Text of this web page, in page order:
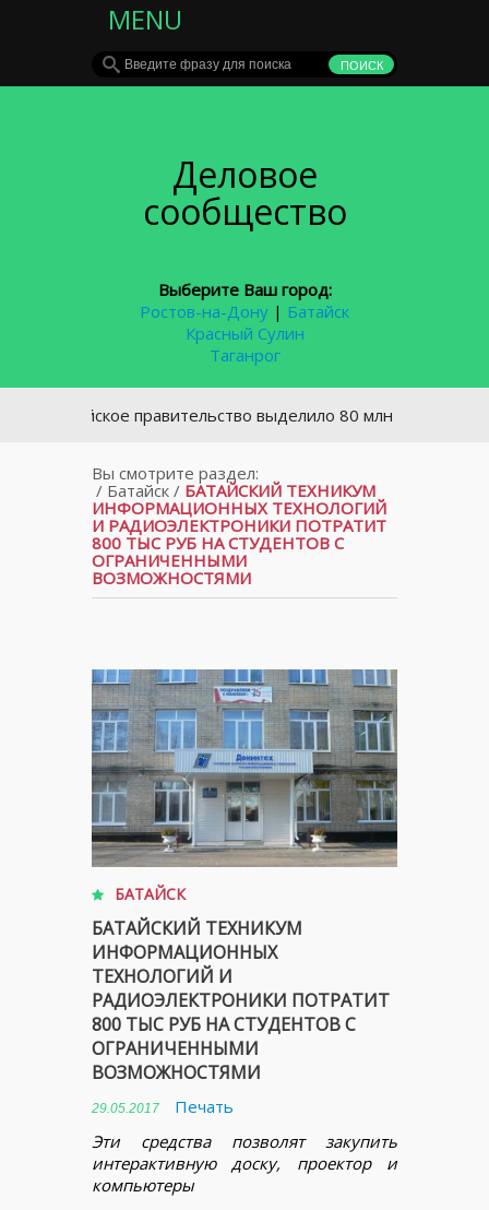
MENU
Деловое
сообщество
Выберите Ваш город:
Ростов-на-Дону | Батайск
Красный Сулин
Таганрог
правительство выделило 80 млн пострадавшим
Вы смотрите раздел:
/ Батайск / БАТАЙСКИЙ ТЕХНИКУМ
ИНФОРМАЦИОННЫХ ТЕХНОЛОГИЙ
И РАДИОЭЛЕКТРОНИКИ ПОТРАТИТ
800 ТЫС РУБ НА СТУДЕНТОВ С
ОГРАНИЧЕННЫМИ
ВОЗМОЖНОСТЯМИ
БАТАЙСК
БАТАЙСКИЙ ТЕХНИКУМ
ИНФОРМАЦИОННЫХ
ТЕХНОЛОГИЙ И
РАДИОЭЛЕКТРОНИКИ ПОТРАТИТ
800 ТЫС РУБ НА СТУДЕНТОВ С
ОГРАНИЧЕННЫМИ
ВОЗМОЖНОСТЯМИ
29.05.2017
Печать
Эти средства позволят закупить
интерактивную доску, проектор и
компьютеры